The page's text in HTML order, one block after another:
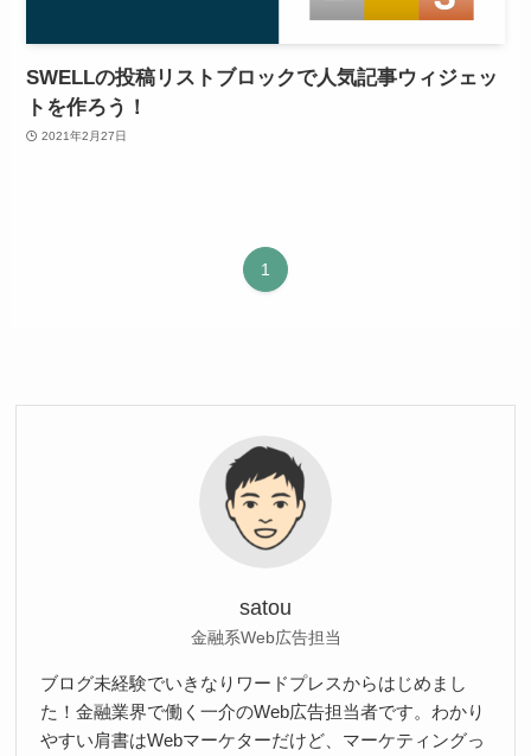
SWELLの投稿リストブロックで人気記事ウィジェッ
トを作ろう！
2021年2月27日
1
satou
金融系Web広告担当
ブログ未経験でいきなりワードプレスからはじめまし
た！金融業界で働く一介のWeb広告担当者です。わかり
やすい肩書はWebマーケターだけど、マーケティングっ